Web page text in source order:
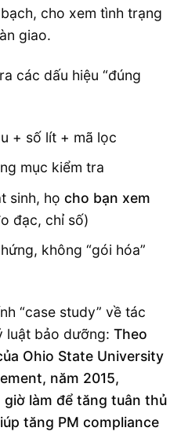
cho xem tình trạng
giao.
các dấu hiệu “đúng
+ số lít + mã lọc
mục kiểm tra
sinh, họ cho bạn xem
đạc, chỉ số)
không “gói hóa”
“case study” về tác
luật bảo dưỡng: Theo
Ohio State University
năm 2015,
làm để tăng tuân thủ
tăng PM compliance